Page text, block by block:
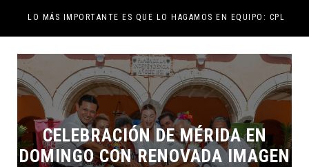
LO MÁS IMPORTANTE ES QUE LO HAGAMOS EN EQUIPO: CPL
CELEBRACIÓN DE MÉRIDA EN
DOMINGO CON RENOVADA IMAGEN